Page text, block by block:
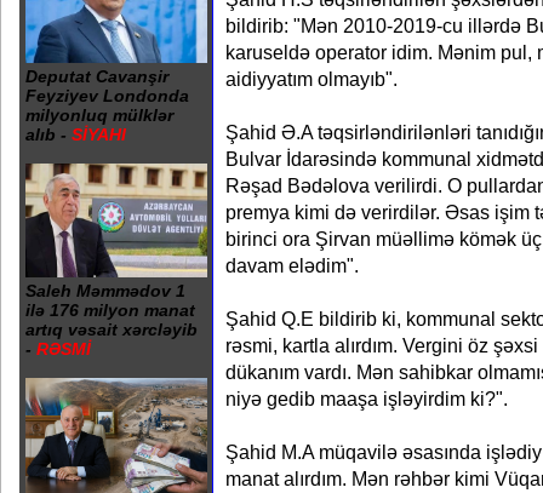
Deputat Cavanşir
Feyziyev Londonda
milyonluq mülklər
alıb - SİYAHI
Saleh Məmmədov 1
ilə 176 milyon manat
artıq vəsait xərcləyib
- RƏSMİ
bildirib: "Mən 2010-2019-cu illərdə
karuseldə operator idim. Mənim
aidiyyatım olmayıb".
Şahid Ə.A təqsirləndirilənləri
Bulvar İdarəsində kommunal
Rəşad Bədəlova verilirdi. O
premya kimi də verirdilər. Əsas işim
birinci ora Şirvan müəllimə kömək
davam elədim".
Şahid Q.E bildirib ki, kommunal
rəsmi, kartla alırdım. Vergini öz
dükanım vardı. Mən sahibkar
niyə gedib maaşa işləyirdim ki?".
Şahid M.A müqavilə əsasında
manat alırdım. Mən rəhbər kimi